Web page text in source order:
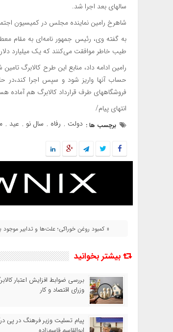
سالهای بعد اجرا شد.
شاهرخ رامین نماینده مجلس در کمیسیون
به گفته وی،‌ رئیس جمهور نامه‌ای به مقام
طیب خاطر موافقت می‌کنند که یک میلیارد
رامین ادامه داد،‌ منابع این طرح کالابرگ
حساب آنها واریز شود و سپس اجرا کند،‌در
فروشگاههای طرف قرارداد کالابرگ هم آماده
انتهای پیام/
برچسب ها : دولت , رفاه , سال نو , عید ,
« کمبود روغن خوراکی؛ علت‌ها و تدابیر موجود
بیشتر بخوانید
بررسی ضوابط افزایش اعتبار
وزرای اقتصاد و کار
پیام تسلیت وزیر فرهنگ در پی